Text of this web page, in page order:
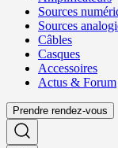
Sources
Sources
Câbles
Casques
Accessoires
Actus & Forum
Prendre rendez-vous